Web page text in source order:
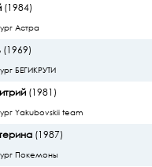
(1984)
Астра
(1969)
БЕГИКРУТИ
(1981)
Yakubovskii team
(1987)
Покемоны